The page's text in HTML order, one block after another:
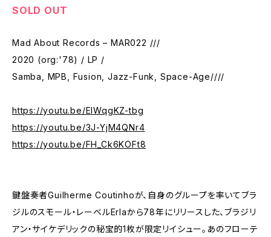
SOLD OUT
Mad About Records – MAR022 ///
2020 (org:'78) / LP /
Samba, MPB, Fusion, Jazz-Funk, Space-Age////
https://youtu.be/EIWqgKZ-tbg
https://youtu.be/3J-YjM4QNr4
https://youtu.be/FH_Ck6KOFt8
鍵盤奏者Guilherme Coutinhoが、自身のグループを率いてブラ
ジルのスモール・レーベルErlaから78年にリリースした、ブラジリ
アン・サイケデリックの秘宝的1枚が限定リイシュー。あのフローテ